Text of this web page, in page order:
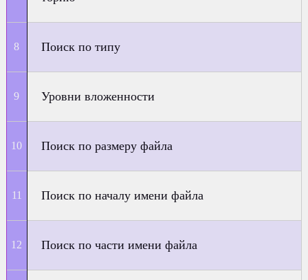
Поиск по типу
Уровни вложенности
Поиск по размеру файла
Поиск по началу имени файла
Поиск по части имени файла